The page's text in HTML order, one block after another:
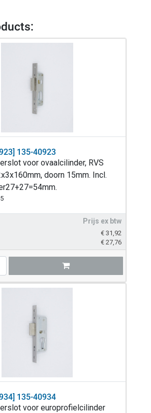
135-40923
voor ovaalcilinder, RVS
doorn 15mm. Incl.
Prijs ex btw
€ 31,92
€ 27,76
135-40934
voor europrofielcilinder